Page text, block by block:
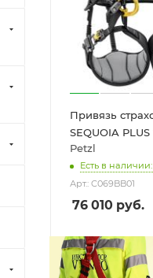
Привязь
SEQUOIA PLUS
Petzl
Есть в наличии:
Арт.: C069BB01
76 010 руб.